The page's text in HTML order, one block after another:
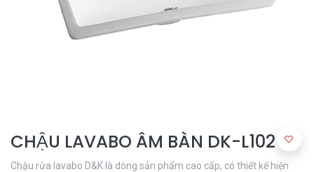
CHẬU LAVABO ÂM BÀN DK-L102
Chậu rửa lavabo D&K là dòng sản phẩm cao cấp, có thiết kế hiện